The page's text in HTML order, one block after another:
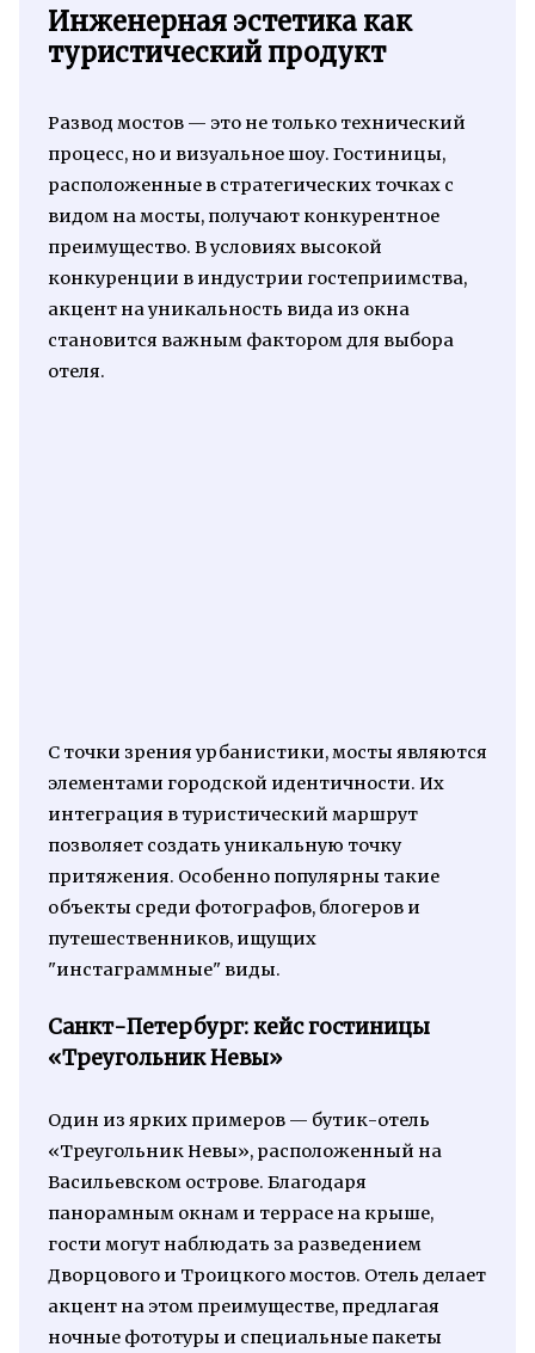
Инженерная эстетика как
туристический продукт
Развод мостов — это не только технический
процесс, но и визуальное шоу. Гостиницы,
расположенные в стратегических точках с
видом на мосты, получают конкурентное
преимущество. В условиях высокой
конкуренции в индустрии гостеприимства,
акцент на уникальность вида из окна
становится важным фактором для выбора
отеля.
С точки зрения урбанистики, мосты являются
элементами городской идентичности. Их
интеграция в туристический маршрут
позволяет создать уникальную точку
притяжения. Особенно популярны такие
объекты среди фотографов, блогеров и
путешественников, ищущих
"инстаграммные" виды.
Санкт-Петербург: кейс гостиницы
«Треугольник Невы»
Один из ярких примеров — бутик-отель
«Треугольник Невы», расположенный на
Васильевском острове. Благодаря
панорамным окнам и террасе на крыше,
гости могут наблюдать за разведением
Дворцового и Троицкого мостов. Отель делает
акцент на этом преимуществе, предлагая
ночные фототуры и специальные пакеты